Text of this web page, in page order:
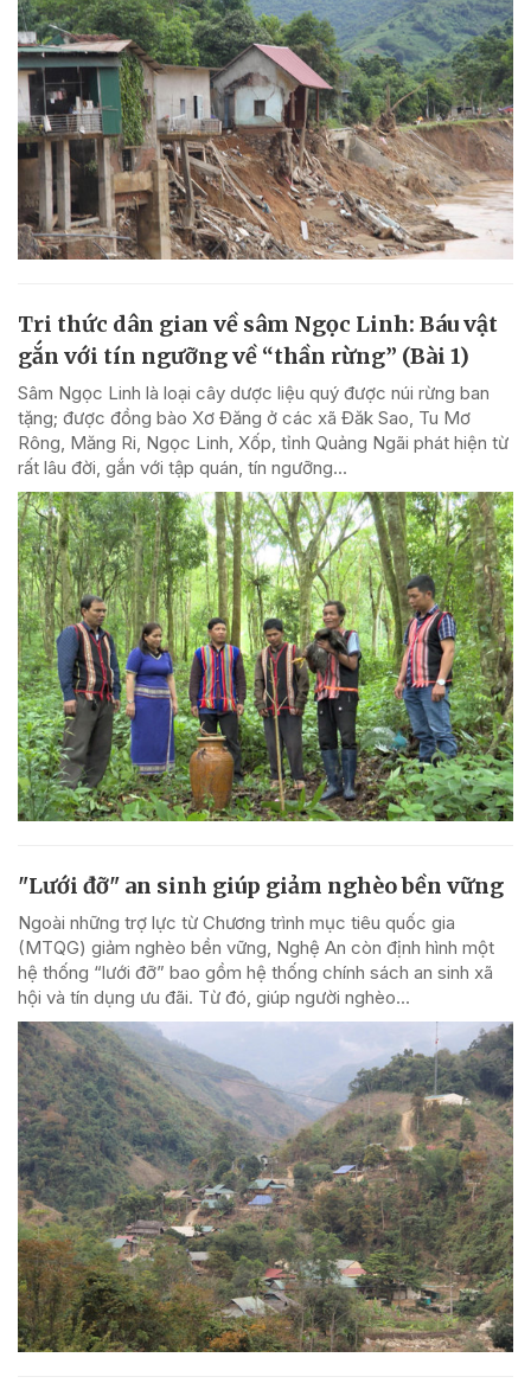
Tri thức dân gian về sâm Ngọc Linh: Báu vật
gắn với tín ngưỡng về “thần rừng” (Bài 1)
Sâm Ngọc Linh là loại cây dược liệu quý được núi rừng ban
tặng; được đồng bào Xơ Đăng ở các xã Đăk Sao, Tu Mơ
Rông, Măng Ri, Ngọc Linh, Xốp, tỉnh Quảng Ngãi phát hiện từ
rất lâu đời, gắn với tập quán, tín ngưỡng...
"Lưới đỡ" an sinh giúp giảm nghèo bền vững
Ngoài những trợ lực từ Chương trình mục tiêu quốc gia
(MTQG) giảm nghèo bền vững, Nghệ An còn định hình một
hệ thống “lưới đỡ” bao gồm hệ thống chính sách an sinh xã
hội và tín dụng ưu đãi. Từ đó, giúp người nghèo...